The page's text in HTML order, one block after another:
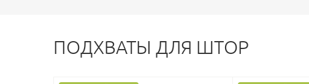
ПОДХВАТЫ ДЛЯ ШТОР